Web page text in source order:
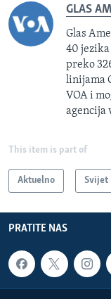
GLAS
Glas
40
preko
linijama
VOA i
agencija
This item is part of
Aktuelno Svijet
PRATITE NAS